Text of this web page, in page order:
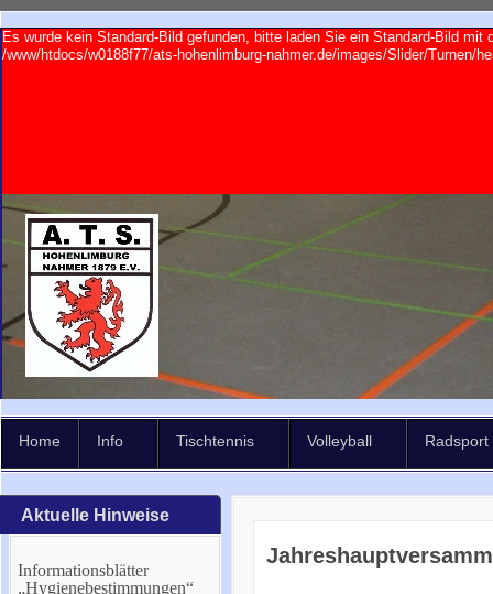
Es wurde kein Standard-Bild gefunden, bitte laden Sie ein Standard-Bild mit
/www/htdocs/w0188f77/ats-hohenlimburg-nahmer.de/images/Slider/Turnen/
Home Info Tischtennis Volleyball Radsport
Aktuelle Hinweise
Informationsblätter
„Hygienebestimmungen“